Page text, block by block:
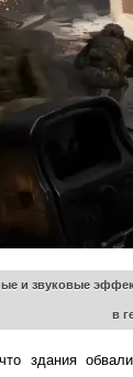
и звуковые
в
здания